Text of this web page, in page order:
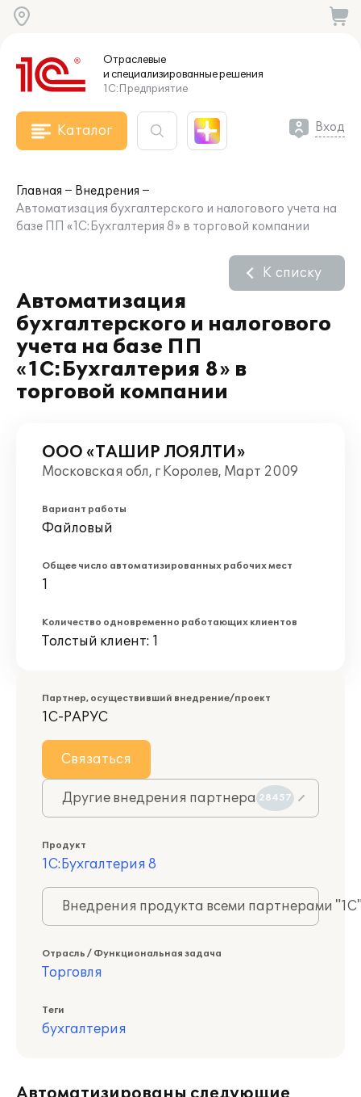
Отраслевые
и специализированныерешения
1С:Предприятие
Каталог Вход
Главная
Внедрения
Автоматизация бухгалтерского и налогового учета на
базе ПП «1С:Бухгалтерия 8» в торговой компании
Автоматизация
бухгалтерского и налогового
учета на базе ПП
«1С:Бухгалтерия 8» в
торговой компании
К списку
ООО «ТАШИР ЛОЯЛТИ»
Московская обл, г Королев, Март 2009
Вариант работы
Файловый
Общее число автоматизированных рабочих мест
1
Количество одновременно работающих клиентов
Толстый клиент: 1
Партнер, осуществивший внедрение/проект
1С-РАРУС
Связаться
Другие внедрения партнера 28457
Продукт
1С:Бухгалтерия 8
Внедрения продукта всеми партнерами
Отрасль / Функциональная задача
Торговля
Теги
бухгалтерия